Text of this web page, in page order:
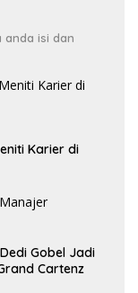
anda isi dan
Karier di
Gobel Jadi
Cartenz